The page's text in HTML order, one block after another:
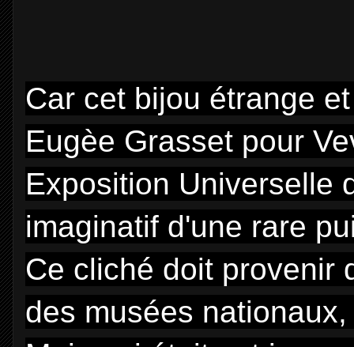
Car cet bijou étrange
Eugèe Grasset pour
Exposition Universelle
imaginatif d'une rare
Ce cliché doit provenir
des musées